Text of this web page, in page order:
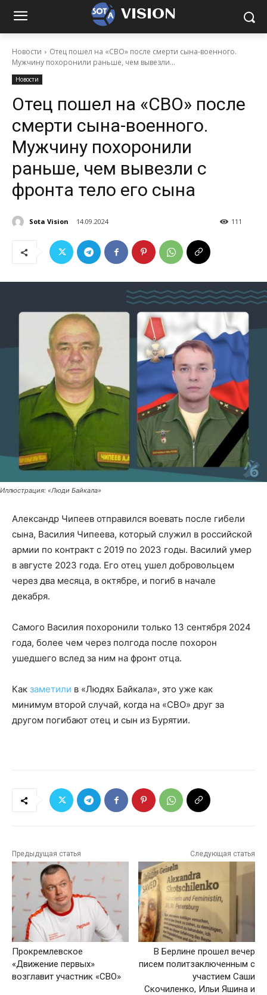
VISION
Новости
Отец пошел на «СВО» после смерти сына-военного.
Мужчину похоронили раньше, чем вывезли...
Новости
Отец пошел на «СВО» после
смерти сына-военного.
Мужчину похоронили
раньше, чем вывезли с
фронта тело его сына
Sota Vision 14.09.2024 111
Иллюстрация: «Люди Байкала»
Александр Чипеев отправился воевать после гибели
сына, Василия Чипеева, который служил в российской
армии по контракт с 2019 по 2023 годы. Василий умер
в августе 2023 года. Его отец ушел добровольцем
через два месяца, в октябре, и погиб в начале
декабря.
Самого Василия похоронили только 13 сентября 2024
года, более чем через полгода после похорон
ушедшего вслед за ним на фронт отца.
Как заметили в «Людях Байкала», это уже как
минимум второй случай, когда на «СВО» друг за
другом погибают отец и сын из Бурятии.
Предыдущая статья
Прокремлевское
«Движение первых»
возглавит участник «СВО»
Следующая статья
В Берлине прошел вечер
писем политзаключенным с
участием Саши
Скочиленко, Ильи Яшина и